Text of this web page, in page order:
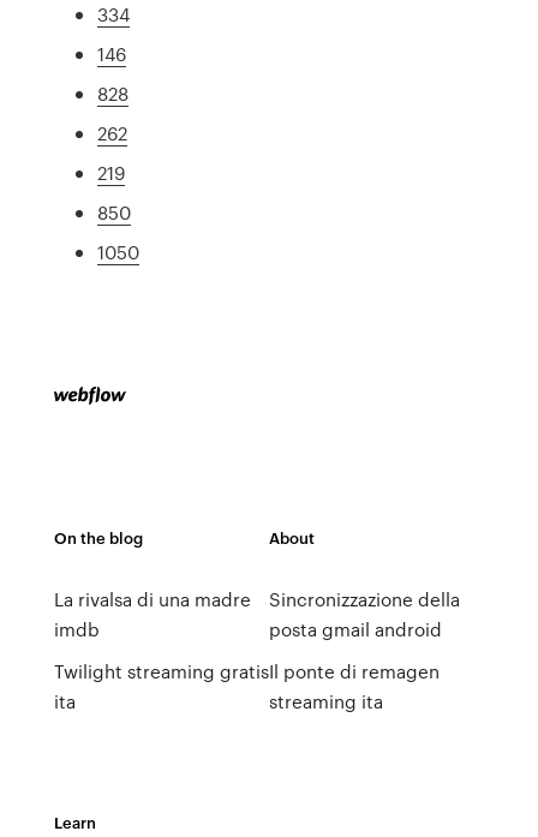
334
146
828
262
219
850
1050
On the blog
La rivalsa di una madre
imdb
Twilight streaming gratis
ita
About
Sincronizzazione della
posta gmail android
Il ponte di remagen
streaming ita
Learn